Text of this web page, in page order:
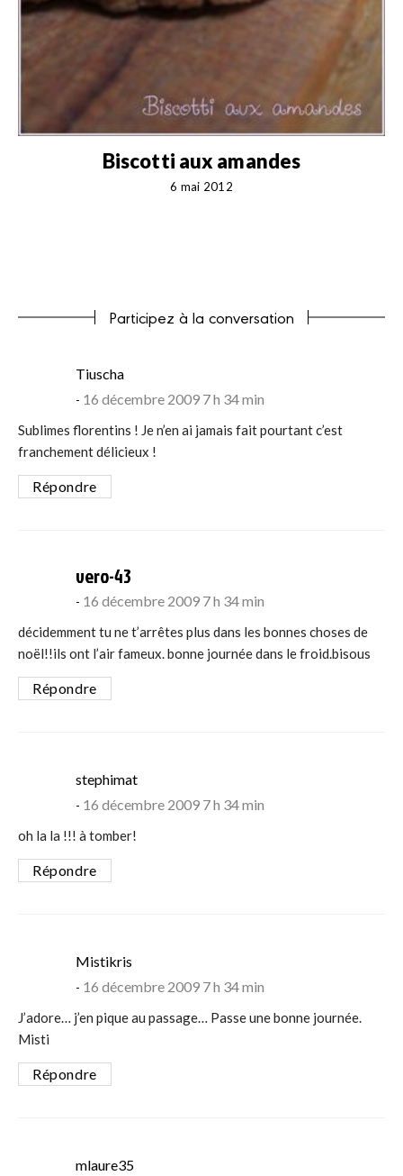
Biscotti aux amandes
6 mai 2012
Participez à la conversation
Tiuschasays:
16 décembre 2009 7 h 34 min
Sublimes florentins ! Je n’en ai jamais fait pourtant c’est
franchement délicieux !
Répondre
vero-43
16 décembre 2009 7 h 34 min
décidemment tu ne t’arrêtes plus dans les bonnes choses de
noël!!ils ont l’air fameux. bonne journée dans le froid.bisous
Répondre
stephimatsays:
16 décembre 2009 7 h 34 min
oh la la !!! à tomber!
Répondre
Mistikris
16 décembre 2009 7 h 34 min
J’adore… j’en pique au passage… Passe une bonne journée.
Misti
Répondre
mlaure35says: